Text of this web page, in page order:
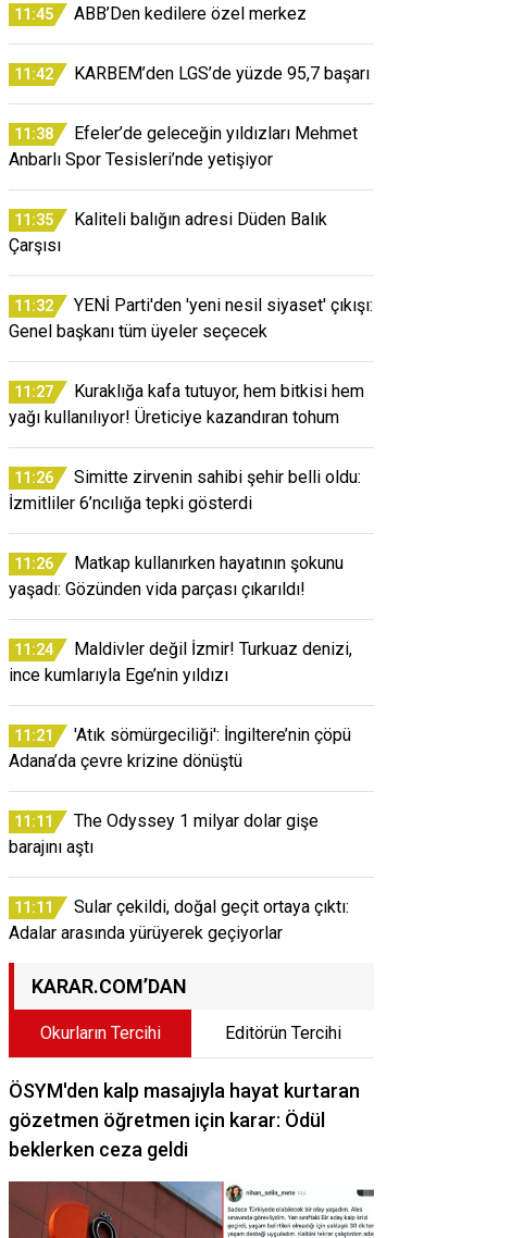
11:45 ABB’Den kedilere özel merkez
11:42 KARBEM’den LGS’de yüzde 95,7 başarı
11:38
Efeler’de geleceğin yıldızları Mehmet
Anbarlı Spor Tesisleri’nde yetişiyor
11:35
Kaliteli balığın adresi Düden Balık
Çarşısı
11:32
YENİ Parti'den 'yeni nesil siyaset' çıkışı:
Genel başkanı tüm üyeler seçecek
11:27
Kuraklığa kafa tutuyor, hem bitkisi hem
yağı kullanılıyor! Üreticiye kazandıran tohum
11:26
Simitte zirvenin sahibi şehir belli oldu:
İzmitliler 6’ncılığa tepki gösterdi
11:26
Matkap kullanırken hayatının şokunu
yaşadı: Gözünden vida parçası çıkarıldı!
11:24
Maldivler değil İzmir! Turkuaz denizi,
ince kumlarıyla Ege’nin yıldızı
11:21
'Atık sömürgeciliği': İngiltere’nin çöpü
Adana’da çevre krizine dönüştü
11:11
The Odyssey 1 milyar dolar gişe
barajını aştı
11:11
Sular çekildi, doğal geçit ortaya çıktı:
Adalar arasında yürüyerek geçiyorlar
KARAR.COM’DAN
Okurların Tercihi Editörün Tercihi
ÖSYM'den kalp masajıyla hayat kurtaran
gözetmen öğretmen için karar: Ödül
beklerken ceza geldi